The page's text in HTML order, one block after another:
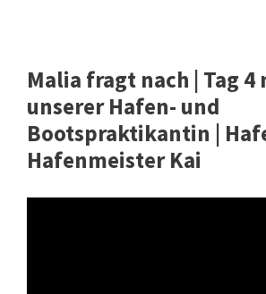
Malia fragt nach | Tag 4
unserer Hafen- und
Bootspraktikantin |
Hafenmeister Kai